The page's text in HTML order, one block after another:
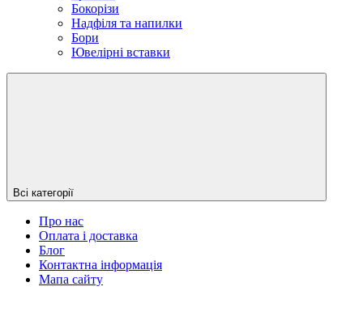
Бокорізи
Надфіля та напилки
Бори
Ювелірні вставки
Всі категорії
Про нас
Оплата і доставка
Блог
Контактна інформація
Мапа сайту